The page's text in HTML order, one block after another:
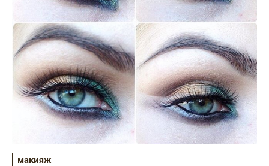
макияж